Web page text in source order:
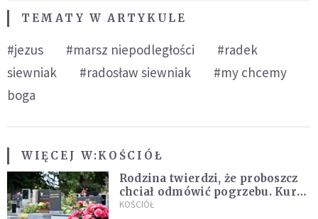
TEMATY W ARTYKULE
#jezus #marsz niepodległości
#radek
siewniak
#radosław siewniak
#my chcemy
boga
WIĘCEJ W:KOŚCIÓŁ
Rodzina twierdzi, że proboszcz
chciał odmówić pogrzebu. Kuria
zapowiada wyjaśnienia
KOŚCIÓŁ